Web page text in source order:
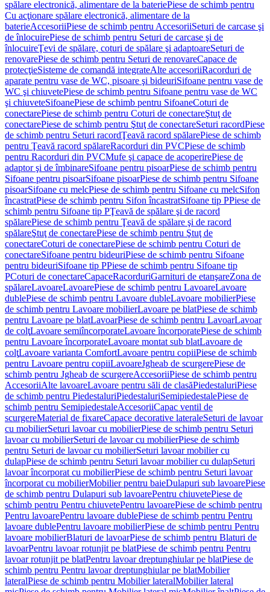
spălare electronică, alimentare de la bateriePiese de schimb pentru
Cu acţionare spălare electronică, alimentare de la
baterieAccesoriiPiese de schimb pentru AccesoriiSeturi de carcase şi
de înlocuirePiese de schimb pentru Seturi de carcase şi de
înlocuireŢevi de spălare, coturi de spălare şi adaptoareSeturi de
renovarePiese de schimb pentru Seturi de renovareCapace de
protecţieSisteme de comandă integrateAlte accesoriiRacorduri de
aparate pentru vase de WC, pisoare şi bideuriSifoane pentru vase de
WC şi chiuvetePiese de schimb pentru Sifoane pentru vase de WC
şi chiuveteSifoanePiese de schimb pentru SifoaneCoturi de
conectarePiese de schimb pentru Coturi de conectareŞtuţ de
conectarePiese de schimb pentru Ştuţ de conectareSeturi racordPiese
de schimb pentru Seturi racordŢeavă racord spălarePiese de schimb
pentru Ţeavă racord spălareRacorduri din PVCPiese de schimb
pentru Racorduri din PVCMufe şi capace de acoperirePiese de
adaptor şi de îmbinareSifoane pentru pisoarPiese de schimb pentru
Sifoane pentru pisoarSifoane pisoarPiese de schimb pentru Sifoane
pisoarSifoane cu melcPiese de schimb pentru Sifoane cu melcSifon
încastratPiese de schimb pentru Sifon încastratSifoane tip PPiese de
schimb pentru Sifoane tip PŢeavă de spălare şi de racord
spălarePiese de schimb pentru Ţeavă de spălare şi de racord
spălareŞtuţ de conectarePiese de schimb pentru Ştuţ de
conectareCoturi de conectarePiese de schimb pentru Coturi de
conectareSifoane pentru bideuriPiese de schimb pentru Sifoane
pentru bideuriSifoane tip PPiese de schimb pentru Sifoane tip
PCoturi de conectareCapaceRacorduriGarnituri de etanşareZona de
spălareLavoareLavoarePiese de schimb pentru LavoareLavoare
dublePiese de schimb pentru Lavoare dubleLavoare mobilierPiese
de schimb pentru Lavoare mobilierLavoare pe blatPiese de schimb
pentru Lavoare pe blatLavoarPiese de schimb pentru LavoarLavoar
de colţLavoare semiîncorporateLavoare încorporatePiese de schimb
pentru Lavoare încorporateLavoare montat sub blatLavoare de
colţLavoare varianta ComfortLavoare pentru copiiPiese de schimb
pentru Lavoare pentru copiiLavoareJgheab de scurgerePiese de
schimb pentru Jgheab de scurgereAccesoriiPiese de schimb pentru
AccesoriiAlte lavoareLavoare pentru săli de clasăPiedestaluriPiese
de schimb pentru PiedestaluriPiedestaluriSemipiedestalePiese de
schimb pentru SemipiedestaleAccesoriiCapac ventil de
scurgereMaterial de fixareCapace decorative lateraleSeturi de lavoar
cu mobilierSeturi lavoar cu mobilierPiese de schimb pentru Seturi
lavoar cu mobilierSeturi de lavoar cu mobilierPiese de schimb
pentru Seturi de lavoar cu mobilierSeturi lavoar mobilier cu
dulapPiese de schimb pentru Seturi lavoar mobilier cu dulapSeturi
lavoar încorporat cu mobilierPiese de schimb pentru Seturi lavoar
încorporat cu mobilierMobilier pentru baieDulapuri sub lavoarePiese
de schimb pentru Dulapuri sub lavoarePentru chiuvetePiese de
schimb pentru Pentru chiuvetePentru lavoarePiese de schimb pentru
Pentru lavoarePentru lavoare dublePiese de schimb pentru Pentru
lavoare dublePentru lavoare mobilierPiese de schimb pentru Pentru
lavoare mobilierBlaturi de lavoarPiese de schimb pentru Blaturi de
lavoarPentru lavoar rotunjit pe blatPiese de schimb pentru Pentru
lavoar rotunjit pe blatPentru lavoar dreptunghiular pe blatPiese de
schimb pentru Pentru lavoar dreptunghiular pe blatMobilier
lateralPiese de schimb pentru Mobilier lateralMobilier lateral